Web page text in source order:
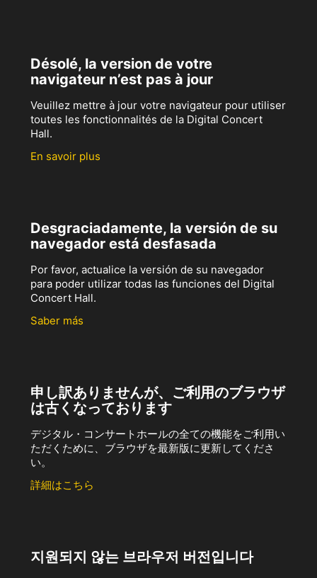
Désolé, la version de votre
navigateur n’est pas à jour
Veuillez mettre à jour votre navigateur pour utiliser
toutes les fonctionnalités de la Digital Concert
Hall.
En savoir plus
Desgraciadamente, la versión de su
navegador está desfasada
Por favor, actualice la versión de su navegador
para poder utilizar todas las funciones del Digital
Concert Hall.
Saber más
申し訳ありませんが、ご利用のブラウザ
は古くなっております
デジタル・コンサートホールの全ての機能をご利用い
ただくために、ブラウザを最新版に更新してくださ
い。
詳細はこちら
지원되지 않는 브라우저 버전입니다